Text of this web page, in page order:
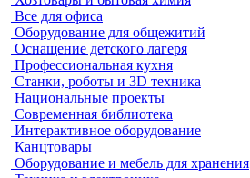
Все для офиса
Оборудование для общежитий
Оснащение детского лагеря
Профессиональная кухня
Станки, роботы и 3D техника
Национальные проекты
Современная библиотека
Интерактивное оборудование
Канцтовары
Оборудование и мебель для хранения